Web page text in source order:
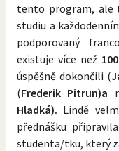
tento program, ale
studiu a
podporovaný
existuje více než
úspěšně dokončili (
(Frederik Pitrun)a
Hladká). Lindě
přednášku
studenta/tku, který